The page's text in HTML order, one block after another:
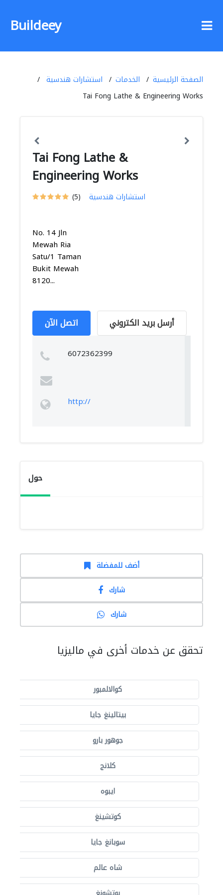
Buildeey
الصفحة الرئيسية الخدمات
استشارات هندسية
Tai Fong Lathe & Engineering Works
Tai Fong Lathe &
Engineering Works
(5) استشارات هندسية
No. 14 Jln
Mewah Ria
Satu/1 Taman
Bukit Mewah
8120...
اتصل الآن أرسل بريد الكتروني
6072362399
http://
حول
أضف للمفضلة
شارك
شارك
تحقق عن خدمات أخرى في ماليزيا
كوالالمبور
بيتالينغ جايا
جوهور بارو
كلانج
ايبوه
كوتشينغ
سوبانغ جايا
شاه عالم